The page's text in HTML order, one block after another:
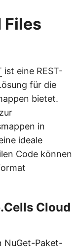
Files
ist eine REST-
für die
bietet.
in
ideale
Code können
Cloud
NuGet-Paket-